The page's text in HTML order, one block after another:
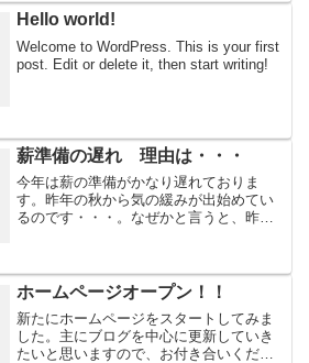
くてもいいので、デジタル日記...
Hello world!
Welcome to WordPress. This is your first
post. Edit or delete it, then start writing!
薪準備の遅れ 理由は・・・
今年は薪の準備がかなり遅れておりま
す。昨年の秋から気の緩みが出始めてい
るのです・・・。なぜかと言うと、昨年
のです♪自分が子どもの頃には「贅沢なも
の」としか捉えていなかっ...
ホームページオープン！！
新たにホームページをスタートしてみま
した。主にブログを中心に更新していき
たいと思いますので、お付き合いくださ